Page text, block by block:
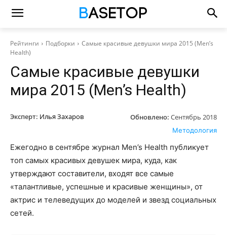
Рейтинги Подборки
Самые красивые девушки мира 2015 (Men’s
Health)
Самые красивые девушки
мира 2015 (Men’s Health)
Эксперт: Илья Захаров Обновлено: Сентябрь 2018
Методология
Ежегодно в сентябре журнал Men’s Health публикует
топ самых красивых девушек мира, куда, как
утверждают составители, входят все самые
«талантливые, успешные и красивые женщины», от
актрис и телеведущих до моделей и звезд социальных
сетей.